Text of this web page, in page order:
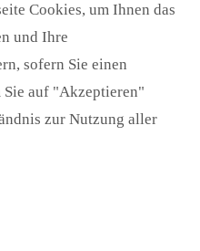
Cookies, um Ihnen das
und Ihre
sofern Sie einen
Sie auf "Akzeptieren"
zur Nutzung aller